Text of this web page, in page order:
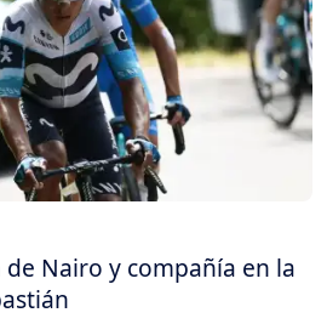
Nairo y compañía en la